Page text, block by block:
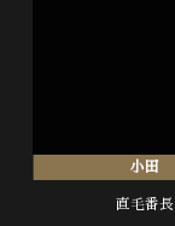
小田
直毛番長